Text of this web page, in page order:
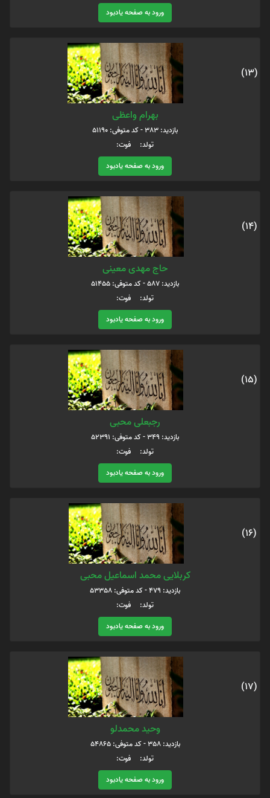
ورود به صفحه یادبود
(13)
بهرام واعظی
بازدید: 383 - کد متوفی: 51190
تولد: فوت:
ورود به صفحه یادبود
(14)
حاج مهدی معینی
بازدید: 587 - کد متوفی: 51455
تولد: فوت:
ورود به صفحه یادبود
(15)
رجبعلی محبی
بازدید: 349 - کد متوفی: 52391
تولد: فوت:
ورود به صفحه یادبود
(16)
کربلایی محمد اسماعیل محبی
بازدید: 479 - کد متوفی: 53358
تولد: فوت:
ورود به صفحه یادبود
(17)
وحید محمدلو
بازدید: 358 - کد متوفی: 54865
تولد: فوت:
ورود به صفحه یادبود